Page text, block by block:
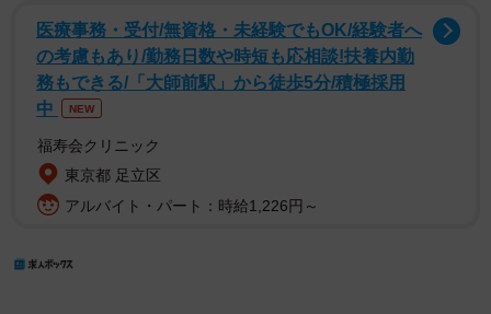
医療事務・受付/無資格・未経験でもOK/経験者へ
の考慮もあり/勤務日数や時短も応相談!扶養内勤
務もできる/「大師前駅」から徒歩5分/積極採用
中
NEW
福寿会クリニック
東京都 足立区
アルバイト・パート：時給1,226円～